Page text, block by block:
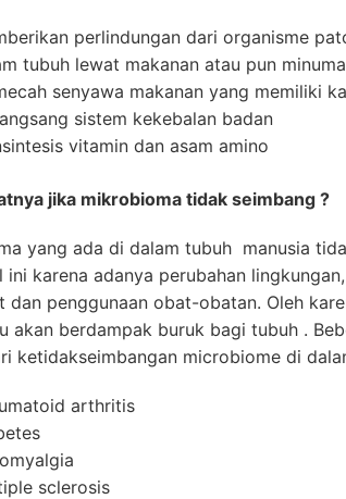
perlindungan dari organisme
tubuh lewat makanan atau pun
senyawa makanan yang memiliki
sistem kekebalan badan
vitamin dan asam amino
jika mikrobioma tidak seimbang ?
yang ada di dalam tubuh manusia
ini karena adanya perubahan
dan penggunaan obat-obatan. Oleh
akan berdampak buruk bagi tubuh .
ketidakseimbangan microbiome di
arthritis
sclerosis